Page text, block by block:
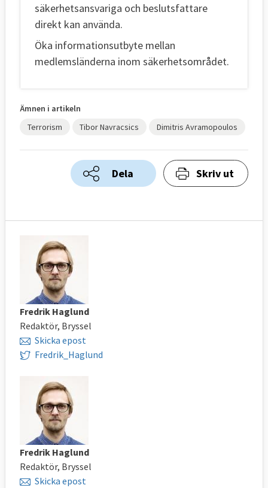
säkerhetsansvariga och beslutsfattare
direkt kan använda.
Öka informationsutbyte mellan
medlemsländerna inom säkerhetsområdet.
Ämnen i artikeln
Terrorism
Tibor Navracsics Dimitris Avramopoulos
Dela Skriv ut
Fredrik Haglund
Redaktör, Bryssel
Skicka epost
Fredrik_Haglund
Fredrik Haglund
Redaktör, Bryssel
Skicka epost